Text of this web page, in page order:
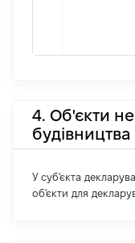
4. Об'єкти
будівництва
У суб'єкта
об'єкти для